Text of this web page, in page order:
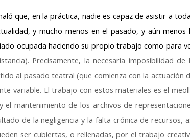
que, en la práctica, nadie es capaz de asistir a
y mucho menos en el pasado, y aún menos
ocupada haciendo su propio trabajo como para
Precisamente, la necesaria imposibilidad de
al pasado teatral (que comienza con la actuación
variable. El trabajo con estos materiales es el
mantenimiento de los archivos de
de la negligencia y la falta crónica de recursos,
ser cubiertas, o rellenadas, por el trabajo